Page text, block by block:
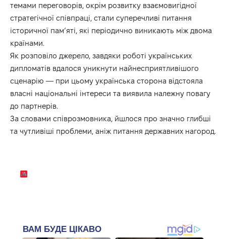
темами переговорів, окрім розвитку взаємовигідної
стратегічної співпраці, стали суперечливі питання
історичної пам’яті, які періодично виникають між двома
країнами.
Як розповіло джерело, завдяки роботі українських
дипломатів вдалося уникнути найнесприятливішого
сценарію — при цьому українська сторона відстояла
власні національні інтереси та виявила належну повагу
до партнерів.
За словами співрозмовника, йшлося про значно глибші
та чутливіші проблеми, аніж питання державних нагород.